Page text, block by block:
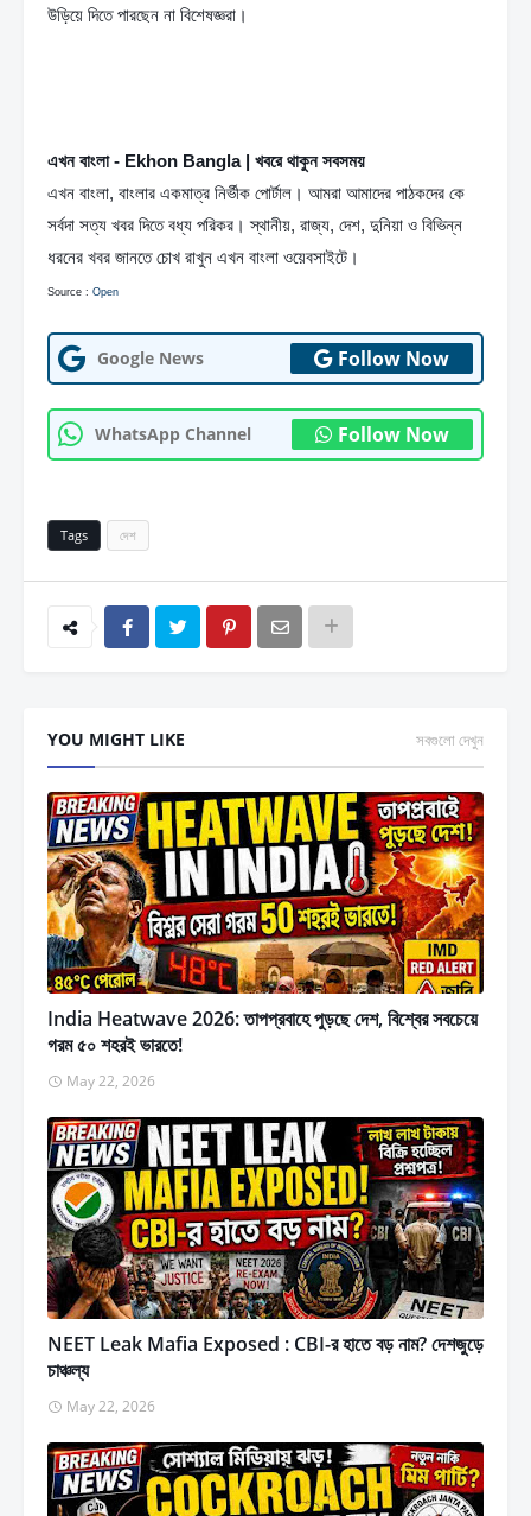
উড়িয়ে দিতে পারছেন না বিশেষজ্ঞরা।
এখন বাংলা - Ekhon Bangla | খবরে থাকুন সবসময়
এখন বাংলা, বাংলার একমাত্র নির্ভীক পোর্টাল। আমরা আমাদের পাঠকদের কে
সর্বদা সত্য খবর দিতে বধ্য পরিকর। স্থানীয়, রাজ্য, দেশ, দুনিয়া ও বিভিন্ন
ধরনের খবর জানতে চোখ রাখুন এখন বাংলা ওয়েবসাইটে।
Source : Open
Google News Follow Now
WhatsApp Channel Follow Now
Tags দেশ
YOU MIGHT LIKE সবগুলো দেখুন
India Heatwave 2026: তাপপ্রবাহে পুড়ছে দেশ, বিশ্বের সবচেয়ে
গরম ৫০ শহরই ভারতে!
May 22, 2026
NEET Leak Mafia Exposed : CBI-র হাতে বড় নাম? দেশজুড়ে
চাঞ্চল্য
May 22, 2026